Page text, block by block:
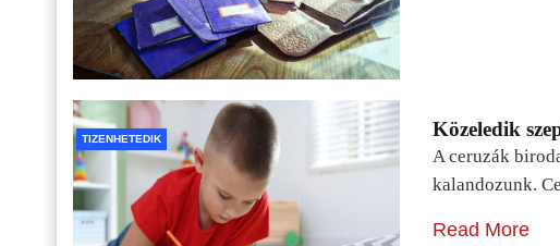
TIZENHETEDIK Közeledik
A ceruzák
kalandozunk.
Read More